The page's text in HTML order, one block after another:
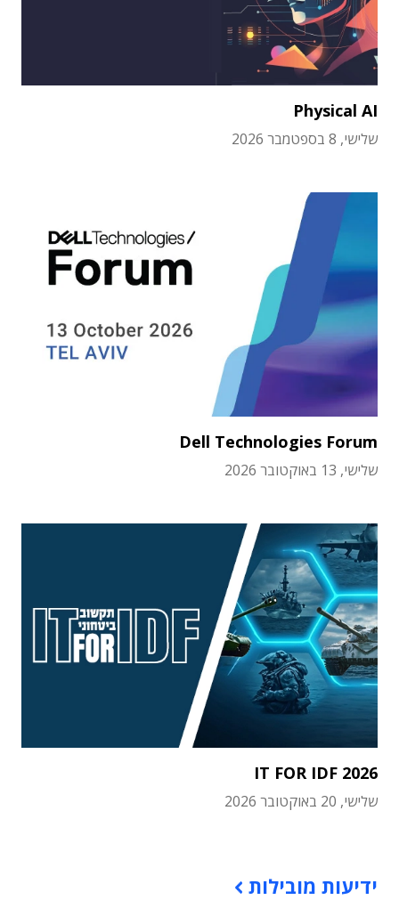
Physical AI
שלישי, 8 בספטמבר 2026
Dell Technologies Forum
שלישי, 13 באוקטובר 2026
IT FOR IDF 2026
שלישי, 20 באוקטובר 2026
ידיעות מובילות